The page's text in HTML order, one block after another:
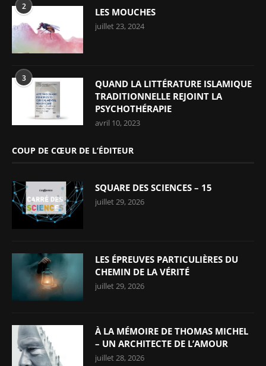
2 LES MOUCHES
juillet 23, 2024
3
QUAND LA LITTÉRATURE ISLAMIQUE
TRADITIONNELLE REJOINT LA
PSYCHOTHÉRAPIE
avril 10, 2023
COUP DE CŒUR DE L’ÉDITEUR
SQUARE DES SCIENCES – 15
juillet 29, 2026
LES ÉPREUVES PARTICULIÈRES DU
CHEMIN DE LA VÉRITÉ
juillet 29, 2026
À LA MÉMOIRE DE THOMAS MICHEL
– UN ARCHITECTE DE L’AMOUR
juillet 28, 2026